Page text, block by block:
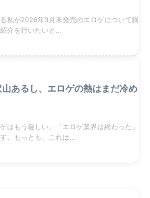
私が2026年3月末発売のエロゲについて購
介を行いたいと...
あるし、エロゲの熱はまだ冷め
はもう厳しい」「エロゲ業界は終わった」
。もっとも、これは...